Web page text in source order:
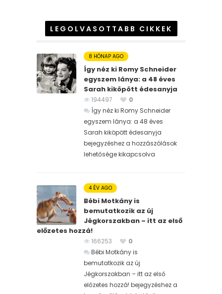
LEGOLVASOTTABB CIKKEK
8 HÓNAP AGO
Így néz ki Romy Schneider
egyszem lánya: a 48 éves
Sarah kiköpött édesanyja
194497
0
Így néz ki Romy Schneider
egyszem lánya: a 48 éves
Sarah kiköpött édesanyja
bejegyzéshez a hozzászólások
lehetősége kikapcsolva
4 ÉV AGO
Bébi Motkány is
bemutatkozik az új
Jégkorszakban – itt az első
előzetes hozzá!
166253
0
Bébi Motkány is
bemutatkozik az új
Jégkorszakban – itt az első
előzetes hozzá! bejegyzéshez a